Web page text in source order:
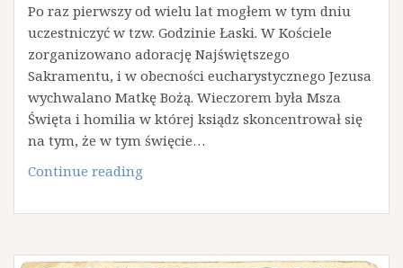
Po raz pierwszy od wielu lat mogłem w tym dniu
uczestniczyć w tzw. Godzinie Łaski. W Kościele
zorganizowano adorację Najświętszego
Sakramentu, i w obecności eucharystycznego Jezusa
wychwalano Matkę Bożą. Wieczorem była Msza
Święta i homilia w której ksiądz skoncentrował się
na tym, że w tym święcie…
Continue reading
droga:
o